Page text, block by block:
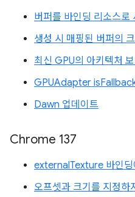
버퍼를 바인딩 리소스로
생성 시 매핑된 버퍼의
최신 GPU의 아키텍처
GPUAdapter
Dawn 업데이트
Chrome 137
externalTexture 바인딩
오프셋과 크기를 지정하